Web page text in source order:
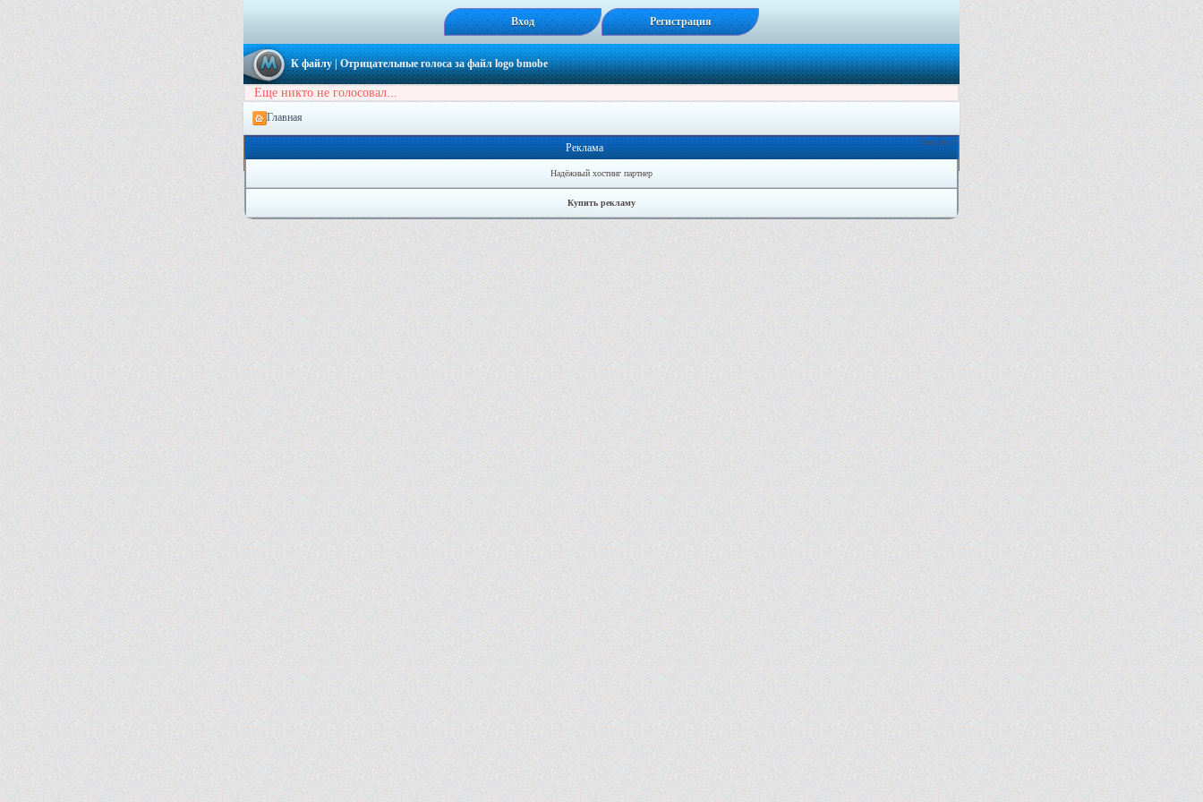
Вход Регистрация
К файлу| Отрицательные голоса за файлlogo bmobe
Еще никто не голосовал...
Главная
Онлайн: 0
Реклама
Надёжный хостинг партнер
Купить рекламу